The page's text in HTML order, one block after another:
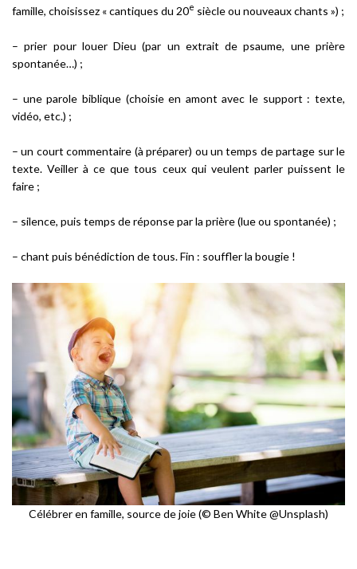
famille, choisissez « cantiques du 20e siècle ou nouveaux chants ») ;
– prier pour louer Dieu (par un extrait de psaume, une prière
spontanée…) ;
– une parole biblique (choisie en amont avec le support : texte,
vidéo, etc.) ;
– un court commentaire (à préparer) ou un temps de partage sur le
texte. Veiller à ce que tous ceux qui veulent parler puissent le
faire ;
– silence, puis temps de réponse par la prière (lue ou spontanée) ;
– chant puis bénédiction de tous. Fin : souffler la bougie !
Célébrer en famille, source de joie (© Ben White @Unsplash)